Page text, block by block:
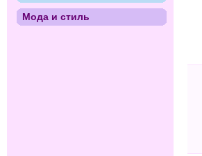
Мода и стиль